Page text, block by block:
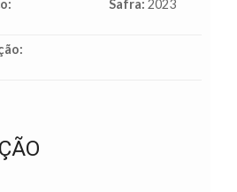
Safra: 2023